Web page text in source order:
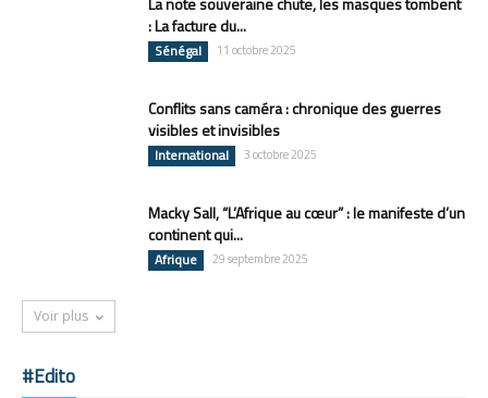
: La facture du...
Sénégal 11 octobre 2025
Conflits sans caméra : chronique des guerres
visibles et invisibles
International 3 octobre 2025
Macky Sall, “L’Afrique au cœur” : le manifeste d’un
continent qui...
Afrique 29 septembre 2025
Voir plus
#Edito